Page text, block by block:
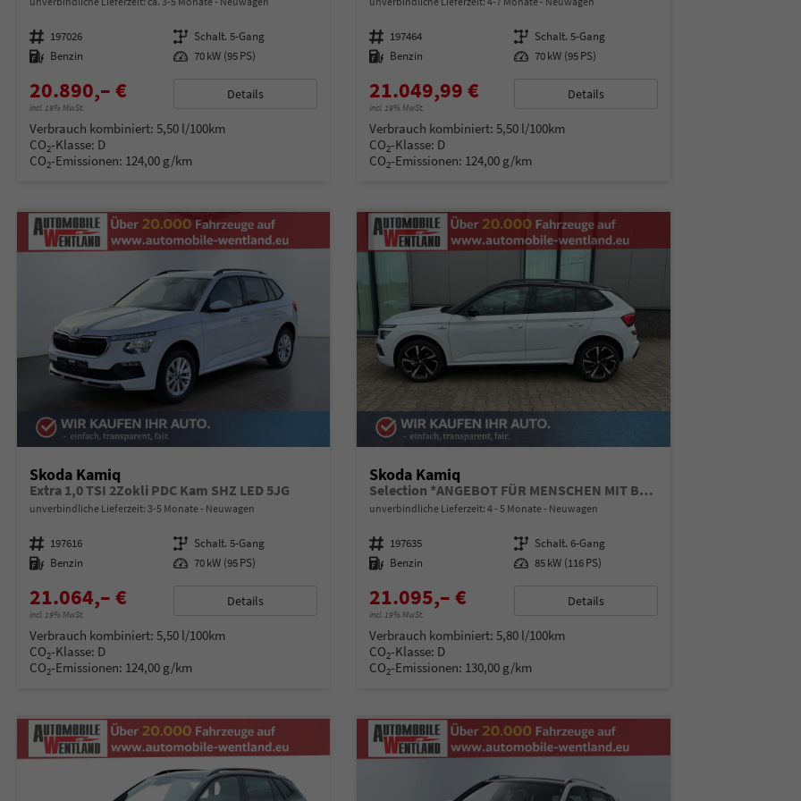
Fahrzeugnummer 197026 Getriebe Schalt. 5-Gang
Kraftstoff Benzin Leistung 70 kW (95 PS)
20.890,– €
incl. 19% MwSt.
Details
Verbrauch kombiniert: 5,50 l/100km
CO2-Klasse: D
CO2-Emissionen: 124,00 g/km
Fahrzeugnummer 197464 Getriebe Schalt. 5-Gang
Kraftstoff Benzin Leistung 70 kW (95 PS)
21.049,99 €
incl. 19% MwSt.
Details
Verbrauch kombiniert:5,50 l/100km
CO2-Klasse: D
CO2-Emissionen: 124,00 g/km
Skoda Kamiq
Extra 1,0 TSI 2Zokli PDC Kam SHZ LED 5JG
unverbindliche Lieferzeit: 3-5 Monate Neuwagen
Fahrzeugnummer 197616 Getriebe Schalt. 5-Gang
Kraftstoff Benzin Leistung 70 kW (95 PS)
21.064,– €
incl. 19% MwSt.
Details
Verbrauch kombiniert: 5,50 l/100km
CO2-Klasse: D
CO2-Emissionen: 124,00 g/km
Skoda Kamiq
Selection *ANGEBOT FÜR MENSCHEN MIT BEHINDERUNG AB 50%! 1.0 TSI 115PS, Klimaanlage, Sitzheizung, Parksensoren hinten, LED-Scheinwerfer, Tempomat, Infotainment 8", Virtual Cockpit Nebelscheinwerfer, Dachreling
unverbindliche Lieferzeit: 4 - 5 Monate Neuwagen
Fahrzeugnummer 197635 Getriebe Schalt. 6-Gang
Kraftstoff Benzin Leistung 85 kW (116 PS)
21.095,– €
incl. 19% MwSt.
Details
Verbrauch kombiniert:5,80 l/100km
CO2-Klasse: D
CO2-Emissionen: 130,00 g/km